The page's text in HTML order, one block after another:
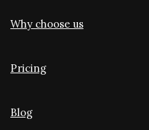
Why choose us
Pricing
Blog